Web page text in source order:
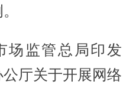
监管总局印发
公厅关于开展网络